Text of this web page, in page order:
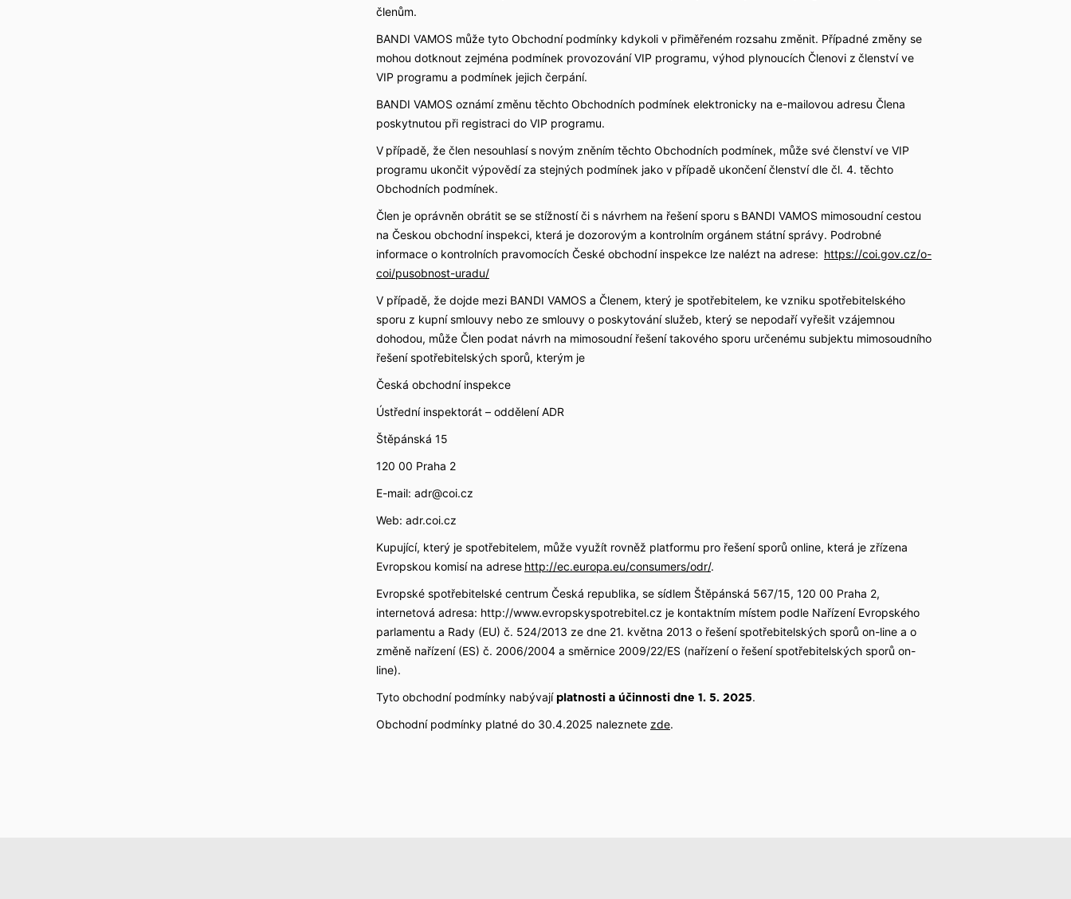
členům.
BANDI VAMOS může tyto Obchodní podmínky kdykoli v přiměřeném rozsahu změnit. Případné změny se
mohou dotknout zejména podmínek provozování VIP programu, výhod plynoucích Členovi z členství ve
VIP programu a podmínek jejich čerpání.
BANDI VAMOS oznámí změnu těchto Obchodních podmínek elektronicky na e-mailovou adresu Člena
poskytnutou při registraci do VIP programu.
V případě, že člen nesouhlasí s novým zněním těchto Obchodních podmínek, může své členství ve VIP
programu ukončit výpovědí za stejných podmínek jako v případě ukončení členství dle čl. 4. těchto
Obchodních podmínek.
Člen je oprávněn obrátit se se stížností či s návrhem na řešení sporu s BANDI VAMOS mimosoudní cestou
na Českou obchodní inspekci, která je dozorovým a kontrolním orgánem státní správy. Podrobné
informace o kontrolních pravomocích České obchodní inspekce lze nalézt na adrese: https://coi.gov.cz/o-
coi/pusobnost-uradu/
V případě, že dojde mezi BANDI VAMOS a Členem, který je spotřebitelem, ke vzniku spotřebitelského
sporu z kupní smlouvy nebo ze smlouvy o poskytování služeb, který se nepodaří vyřešit vzájemnou
dohodou, může Člen podat návrh na mimosoudní řešení takového sporu určenému subjektu mimosoudního
řešení spotřebitelských sporů, kterým je
Česká obchodní inspekce
Ústřední inspektorát – oddělení ADR
Štěpánská 15
120 00 Praha 2
E-mail: adr@coi.cz
Web: adr.coi.cz
Kupující, který je spotřebitelem, může využít rovněž platformu pro řešení sporů online, která je zřízena
Evropskou komisí na adrese http://ec.europa.eu/consumers/odr/.
Evropské spotřebitelské centrum Česká republika, se sídlem Štěpánská 567/15, 120 00 Praha 2,
internetová adresa: http://www.evropskyspotrebitel.cz je kontaktním místem podle Nařízení Evropského
parlamentu a Rady (EU) č. 524/2013 ze dne 21. května 2013 o řešení spotřebitelských sporů on-line a o
změně nařízení (ES) č. 2006/2004 a směrnice 2009/22/ES (nařízení o řešení spotřebitelských sporů on-
line).
Tyto obchodní podmínky nabývají platnosti a účinnosti dne 1. 5. 2025.
Obchodní podmínky platné do 30.4.2025 naleznete zde.